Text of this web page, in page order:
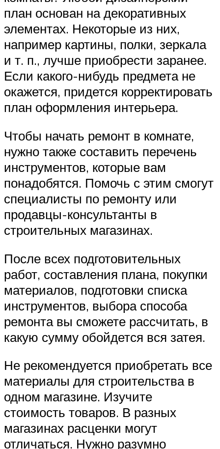
план основан на декоративных
элементах. Некоторые из них,
например картины, полки, зеркала
и т. п., лучше приобрести заранее.
Если какого-нибудь предмета не
окажется, придется корректировать
план оформления интерьера.
Чтобы начать ремонт в комнате,
нужно также составить перечень
инструментов, которые вам
понадобятся. Помочь с этим смогут
специалисты по ремонту или
продавцы-консультанты в
строительных магазинах.
После всех подготовительных
работ, составления плана, покупки
материалов, подготовки списка
инструментов, выбора способа
ремонта вы сможете рассчитать, в
какую сумму обойдется вся затея.
Не рекомендуется приобретать все
материалы для строительства в
одном магазине. Изучите
стоимость товаров. В разных
магазинах расценки могут
отличаться. Нужно разумно